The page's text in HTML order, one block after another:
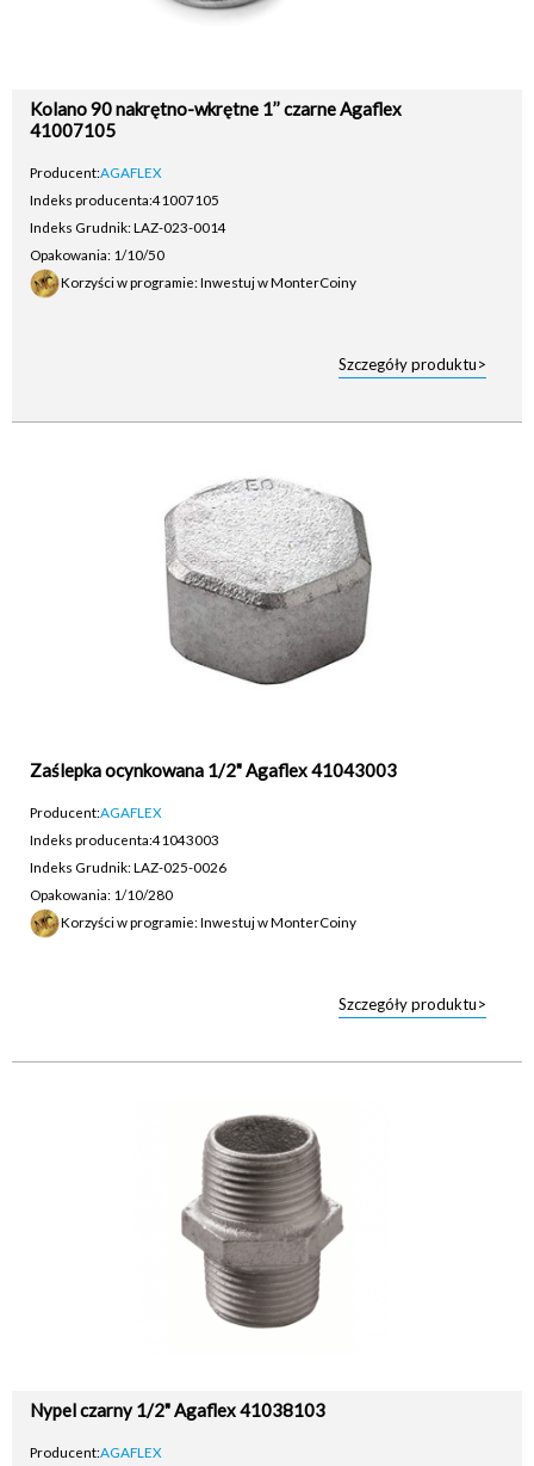
Kolano 90 nakrętno-wkrętne 1’’ czarne Agaflex
41007105
Producent:AGAFLEX
Indeks producenta:41007105
Indeks Grudnik: LAZ-023-0014
Opakowania: 1/10/50
Korzyści w programie: Inwestuj w MonterCoiny
Szczegóły produktu>
Zaślepka ocynkowana 1/2" Agaflex 41043003
Producent:AGAFLEX
Indeks producenta:41043003
Indeks Grudnik: LAZ-025-0026
Opakowania: 1/10/280
Korzyści w programie: Inwestuj w MonterCoiny
Szczegóły produktu>
Nypel czarny 1/2" Agaflex 41038103
Producent:AGAFLEX